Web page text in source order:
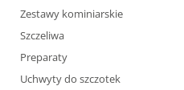
Zestawy kominiarskie
Szczeliwa
Preparaty
Uchwyty do szczotek